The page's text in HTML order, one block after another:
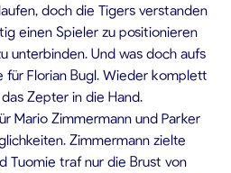
doch die Tigers verstanden
einen Spieler zu positionieren
unterbinden. Und was doch aufs
für Florian Bugl. Wieder komplett
Zepter in die Hand.
Mario Zimmermann und Parker
Zimmermann zielte
Tuomie traf nur die Brust von